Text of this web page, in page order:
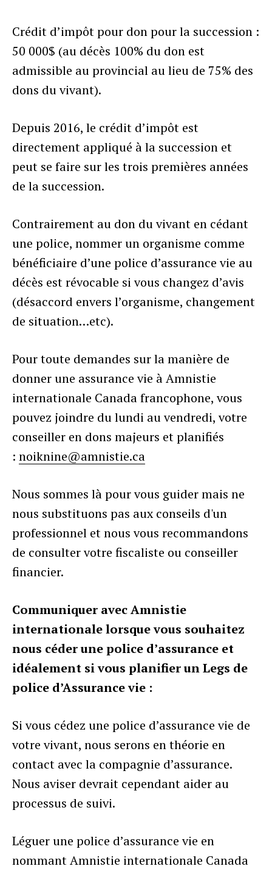
Crédit d’impôt pour don pour la succession :
50 000$ (au décès 100% du don est
admissible au provincial au lieu de 75% des
dons du vivant).
Depuis 2016, le crédit d’impôt est
directement appliqué à la succession et
peut se faire sur les trois premières années
de la succession.
Contrairement au don du vivant en cédant
une police, nommer un organisme comme
bénéficiaire d’une police d’assurance vie au
décès est révocable si vous changez d’avis
(désaccord envers l’organisme, changement
de situation…etc).
Pour toute demandes sur la manière de
donner une assurance vie à Amnistie
internationale Canada francophone, vous
pouvez joindre du lundi au vendredi, votre
conseiller en dons majeurs et planifiés
: noiknine@amnistie.ca
Nous sommes là pour vous guider mais ne
nous substituons pas aux conseils d'un
professionnel et nous vous recommandons
de consulter votre fiscaliste ou conseiller
financier.
Communiquer avec Amnistie
internationale lorsque vous souhaitez
nous céder une police d’assurance et
idéalement si vous planifier un Legs de
police d’Assurance vie :
Si vous cédez une police d’assurance vie de
votre vivant, nous serons en théorie en
contact avec la compagnie d’assurance.
Nous aviser devrait cependant aider au
processus de suivi.
Léguer une police d’assurance vie en
nommant Amnistie internationale Canada